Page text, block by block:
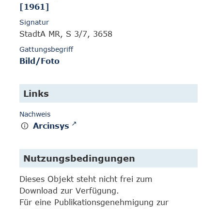
[1961]
Signatur
StadtA MR, S 3/7, 3658
Gattungsbegriff
Bild/Foto
Links
Nachweis
Arcinsys
Nutzungsbedingungen
Dieses Objekt steht nicht frei zum
Download zur Verfügung.
Für eine Publikationsgenehmigung zur